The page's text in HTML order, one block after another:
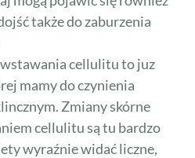
także do zaburzenia
cellulitu to juz
mamy do czynienia
Zmiany skórne
cellulitu są tu bardzo
wyraźnie widać liczne,